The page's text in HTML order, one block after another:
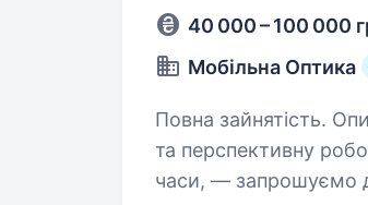
40 000 – 100 000
Мобільна Оптика
Повна зайнятість. Опис вакансіїЯкщо ви шукаєте стабільну
та перспективну
часи, — запрошуємо